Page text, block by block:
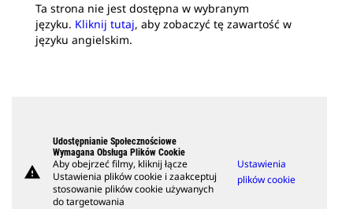
Ta strona nie jest dostępna w wybranym
języku. Kliknij tutaj, aby zobaczyć tę zawartość w
języku angielskim.
warning
Udostępnianie Społecznościowe
Wymagana Obsługa Plików Cookie
Aby obejrzeć filmy, kliknij łącze
Ustawienia plików cookie i zaakceptuj
stosowanie plików cookie używanych
do targetowania
Ustawienia
plików cookie